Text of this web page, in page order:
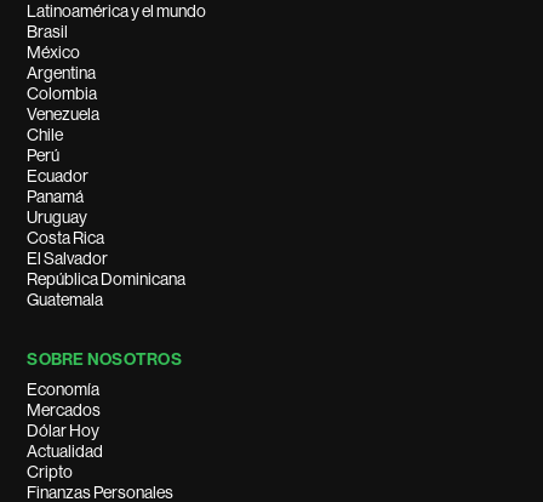
Latinoamérica y el mundo
Brasil
México
Argentina
Colombia
Venezuela
Chile
Perú
Ecuador
Panamá
Uruguay
Costa Rica
El Salvador
República Dominicana
Guatemala
SOBRE NOSOTROS
Economía
Mercados
Dólar Hoy
Actualidad
Cripto
Finanzas Personales